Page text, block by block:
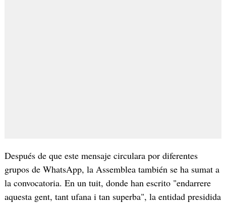
Después de que este mensaje circulara por diferentes
grupos de WhatsApp, la Assemblea también se ha sumat a
la convocatoria. En un tuit, donde han escrito "endarrere
aquesta gent, tant ufana i tan superba", la entidad presidida